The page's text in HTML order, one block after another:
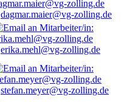
dagmar.maier@vg-zolling.de
erika.mehl@vg-zolling.de
stefan.meyer@vg-zolling.de